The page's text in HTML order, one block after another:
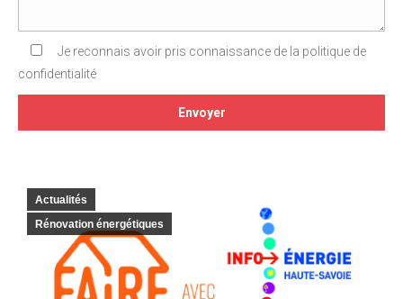
Je reconnais avoir pris connaissance de la politique de
confidentialité
Actualités
Rénovation énergétiques